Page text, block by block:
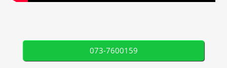
073-7600159